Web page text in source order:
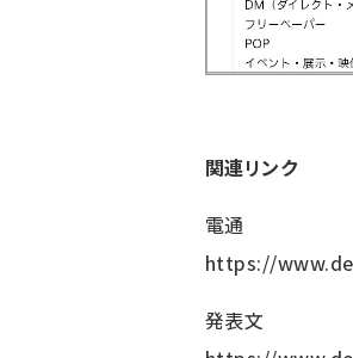
関連リンク
電通
https://
発表文